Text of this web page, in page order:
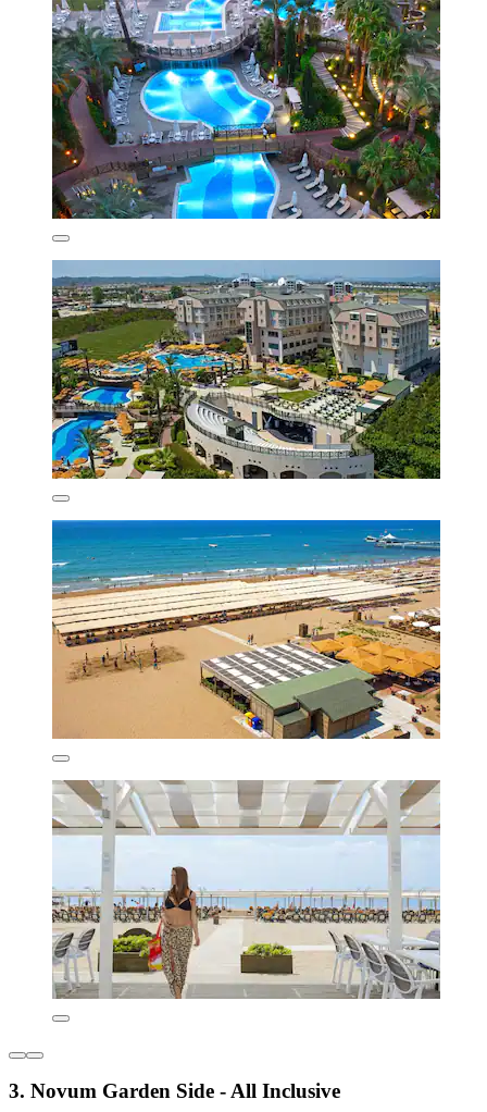
3. Novum Garden Side - All Inclusive